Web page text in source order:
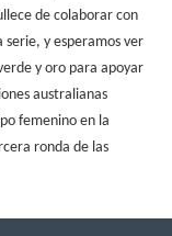
de colaborar con
serie, y esperamos ver
y oro para apoyar
australianas
femenino en la
ronda de las